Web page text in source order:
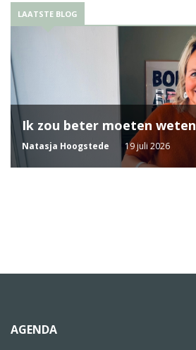
LAATSTE BLOG
Ik zou beter moeten weten
Natasja Hoogstede 19 juli 2026
AGENDA